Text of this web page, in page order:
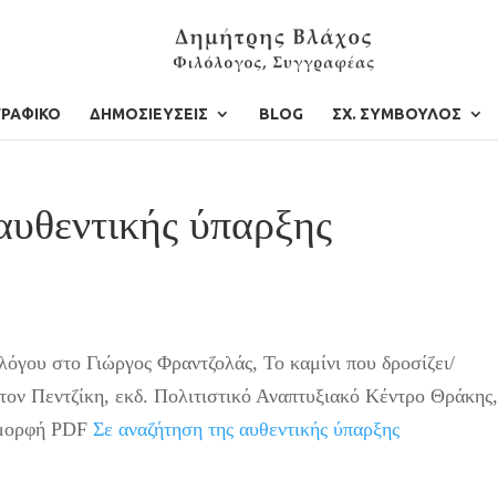
ΔΗΜΟΣΙΕΥΣΕΙΣ BLOG ΣΧ. ΣΥΜΒΟΥΛΟΣ
ύπαρξης
στο Γιώργος Φραντζολάς, Το καμίνι που δροσίζει/
Πεντζίκη, εκδ. Πολιτιστικό Αναπτυξιακό Κέντρο Θράκης,
PDFΣε αναζήτηση της αυθεντικής ύπαρξης